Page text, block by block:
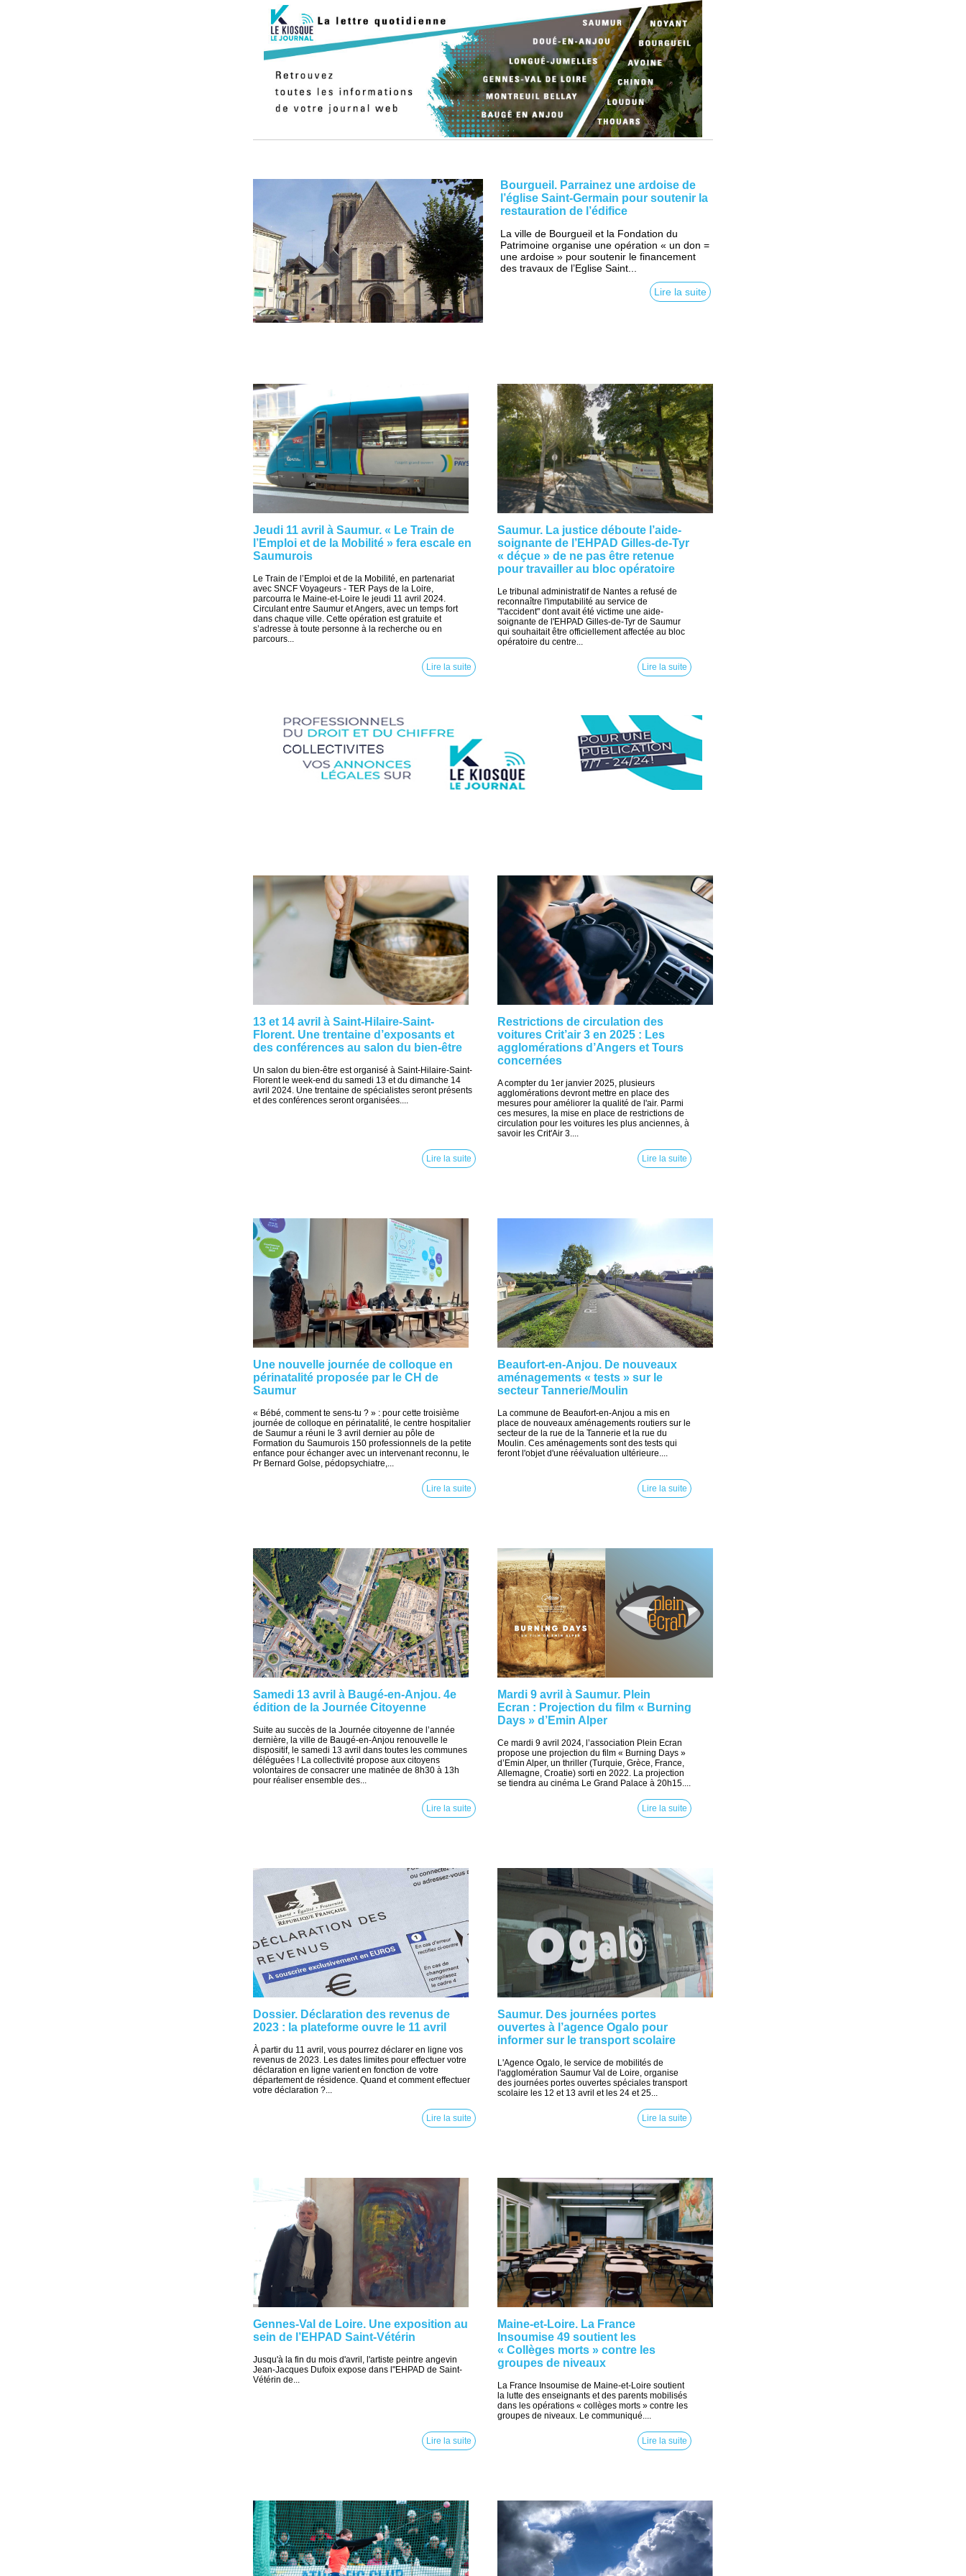
Bourgueil. Parrainez une ardoise de
l’église Saint-Germain pour soutenir la
restauration de l’édifice
La ville de Bourgueil et la Fondation du
Patrimoine organise une opération « un don =
une ardoise » pour soutenir le financement
des travaux de l’Eglise Saint...
Lire la suite
Jeudi 11 avril à Saumur. « Le Train de
l’Emploi et de la Mobilité » fera escale en
Saumurois
Le Train de l’Emploi et de la Mobilité, en partenariat
avec SNCF Voyageurs - TER Pays de la Loire,
parcourra le Maine-et-Loire le jeudi 11 avril 2024.
Circulant entre Saumur et Angers, avec un temps fort
dans chaque ville. Cette opération est gratuite et
s’adresse à toute personne à la recherche ou en
parcours...
Lire la suite
Saumur. La justice déboute l’aide-
soignante de l’EHPAD Gilles-de-Tyr
« déçue » de ne pas être retenue
pour travailler au bloc opératoire
Le tribunal administratif de Nantes a refusé de
reconnaître l'imputabilité au service de
"l'accident" dont avait été victime une aide-
soignante de l'EHPAD Gilles-de-Tyr de Saumur
qui souhaitait être officiellement affectée au bloc
opératoire du centre...
Lire la suite
13 et 14 avril à Saint-Hilaire-Saint-
Florent. Une trentaine d’exposants et
des conférences au salon du bien-être
Un salon du bien-être est organisé à Saint-Hilaire-Saint-
Florent le week-end du samedi 13 et du dimanche 14
avril 2024. Une trentaine de spécialistes seront présents
et des conférences seront organisées....
Lire la suite
Restrictions de circulation des
voitures Crit’air 3 en 2025 : Les
agglomérations d’Angers et Tours
concernées
A compter du 1er janvier 2025, plusieurs
agglomérations devront mettre en place des
mesures pour améliorer la qualité de l'air. Parmi
ces mesures, la mise en place de restrictions de
circulation pour les voitures les plus anciennes, à
savoir les Crit'Air 3....
Lire la suite
Une nouvelle journée de colloque en
périnatalité proposée par le CH de
Saumur
« Bébé, comment te sens-tu ? » : pour cette troisième
journée de colloque en périnatalité, le centre hospitalier
de Saumur a réuni le 3 avril dernier au pôle de
Formation du Saumurois 150 professionnels de la petite
enfance pour échanger avec un intervenant reconnu, le
Pr Bernard Golse, pédopsychiatre,...
Lire la suite
Beaufort-en-Anjou. De nouveaux
aménagements « tests » sur le
secteur Tannerie/Moulin
La commune de Beaufort-en-Anjou a mis en
place de nouveaux aménagements routiers sur le
secteur de la rue de la Tannerie et la rue du
Moulin. Ces aménagements sont des tests qui
feront l'objet d'une réévaluation ultérieure....
Lire la suite
Samedi 13 avril à Baugé-en-Anjou. 4e
édition de la Journée Citoyenne
Suite au succès de la Journée citoyenne de l’année
dernière, la ville de Baugé-en-Anjou renouvelle le
dispositif, le samedi 13 avril dans toutes les communes
déléguées ! La collectivité propose aux citoyens
volontaires de consacrer une matinée de 8h30 à 13h
pour réaliser ensemble des...
Lire la suite
Mardi 9 avril à Saumur. Plein
Ecran : Projection du film « Burning
Days » d’Emin Alper
Ce mardi 9 avril 2024, l’association Plein Ecran
propose une projection du film « Burning Days »
d’Emin Alper, un thriller (Turquie, Grèce, France,
Allemagne, Croatie) sorti en 2022. La projection
se tiendra au cinéma Le Grand Palace à 20h15....
Lire la suite
Dossier. Déclaration des revenus de
2023 : la plateforme ouvre le 11 avril
À partir du 11 avril, vous pourrez déclarer en ligne vos
revenus de 2023. Les dates limites pour effectuer votre
déclaration en ligne varient en fonction de votre
département de résidence. Quand et comment effectuer
votre déclaration ?...
Lire la suite
Saumur. Des journées portes
ouvertes à l’agence Ogalo pour
informer sur le transport scolaire
L'Agence Ogalo, le service de mobilités de
l'agglomération Saumur Val de Loire, organise
des journées portes ouvertes spéciales transport
scolaire les 12 et 13 avril et les 24 et 25...
Lire la suite
Gennes-Val de Loire. Une exposition au
sein de l’EHPAD Saint-Vétérin
Jusqu'à la fin du mois d'avril, l'artiste peintre angevin
Jean-Jacques Dufoix expose dans l"EHPAD de Saint-
Vétérin de...
Lire la suite
Maine-et-Loire. La France
Insoumise 49 soutient les
« Collèges morts » contre les
groupes de niveaux
La France Insoumise de Maine-et-Loire soutient
la lutte des enseignants et des parents mobilisés
dans les opérations « collèges morts » contre les
groupes de niveaux. Le communiqué....
Lire la suite